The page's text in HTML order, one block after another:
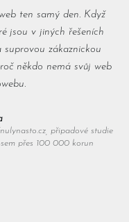
ten samý den. Když
jsou v jiných řešeních
zákaznickou
někdo nemá svůj web
připadové studie
přes 100 000 korun